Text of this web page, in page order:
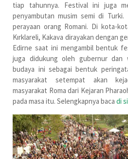
tiap tahunnya. Festival ini juga
penyambutan musim semi di Turki.
perayaan orang Romani. Di kota-
Kırklareli, Kakava dirayakan dengan
Edirne saat ini mengambil bentuk
juga didukung oleh gubernur dan
budaya ini sebagai bentuk
masyarakat setempat akan
masyarakat Roma dari Kejaran
pada masa itu. Selengkapnya bacadi